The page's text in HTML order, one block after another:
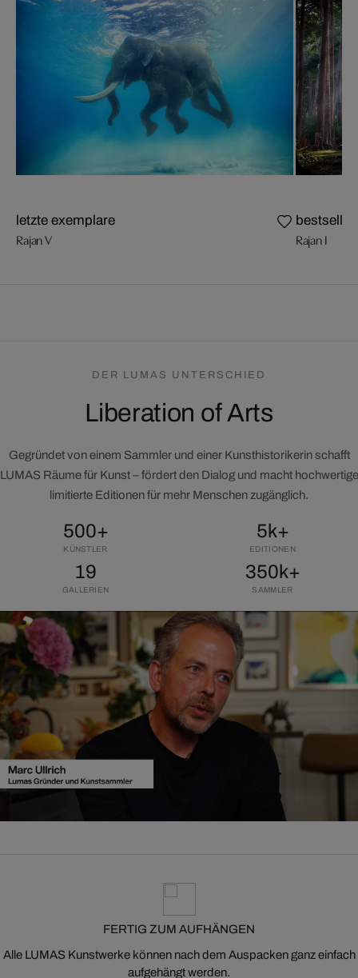
letzte exemplare
Rajan V
bestseller
Rajan I
DER LUMAS UNTERSCHIED
Liberation of Arts
Gegründet von einem Sammler und einer Kunsthistorikerin schafft
LUMAS Räume für Kunst – fördert den Dialog und macht hochwertige
limitierte Editionen für mehr Menschen zugänglich.
500+
KÜNSTLER
5k+
EDITIONEN
19
GALLERIEN
350k+
SAMMLER
FERTIG ZUM AUFHÄNGEN
Alle LUMAS Kunstwerke können nach dem Auspacken ganz einfach
aufgehängt werden.